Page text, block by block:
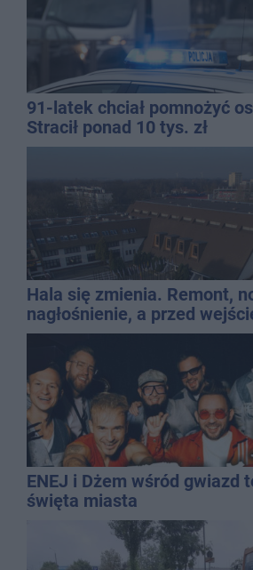
91-latek chciał pomnożyć
Stracił ponad 10 tys. zł
Hala się zmienia. Remont,
nagłośnienie, a przed
QEMETICA ARENA
ENEJ i Dżem wśród gwiazd
święta miasta